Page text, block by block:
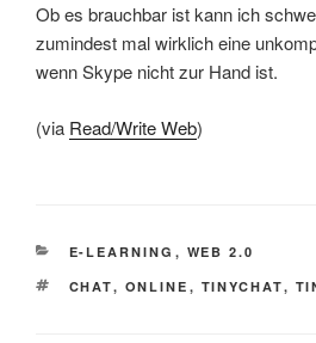
Ob es brauchbar ist kann ich
zumindest mal wirklich eine
wenn Skype nicht zur Hand ist.
(via Read/Write Web)
KATEGORIEN
E-LEARNING , WEB 2.0
SCHLAGWÖRTER
CHAT, ONLINE , TINYCHAT,